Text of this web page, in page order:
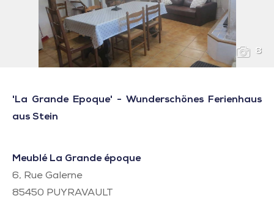
8
'La Grande Epoque' - Wunderschönes Ferienhaus
aus Stein
Meublé La Grande époque
6, Rue Galerne
85450 PUYRAVAULT